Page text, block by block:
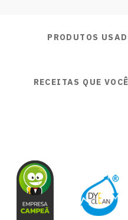
PRODUTOS
RECEITAS QUE